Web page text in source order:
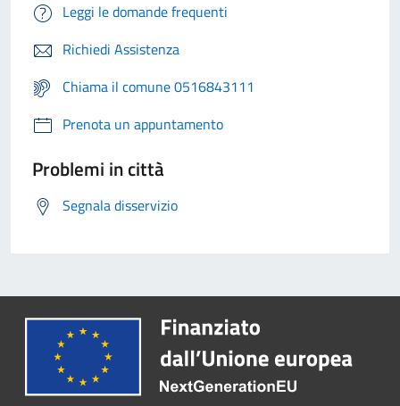
Leggi le domande frequenti
Richiedi Assistenza
Chiama il comune 0516843111
Prenota un appuntamento
Problemi in città
Segnala disservizio